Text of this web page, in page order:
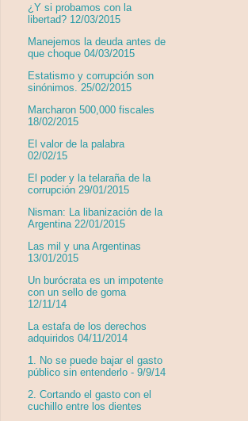
¿Y si probamos con la
libertad? 12/03/2015
Manejemos la deuda antes de
que choque 04/03/2015
Estatismo y corrupción son
sinónimos. 25/02/2015
Marcharon 500,000 fiscales
18/02/2015
El valor de la palabra
02/02/15
El poder y la telaraña de la
corrupción 29/01/2015
Nisman: La libanización de la
Argentina 22/01/2015
Las mil y una Argentinas
13/01/2015
Un burócrata es un impotente
con un sello de goma
12/11/14
La estafa de los derechos
adquiridos 04/11/2014
1. No se puede bajar el gasto
público sin entenderlo - 9/9/14
2. Cortando el gasto con el
cuchillo entre los dientes